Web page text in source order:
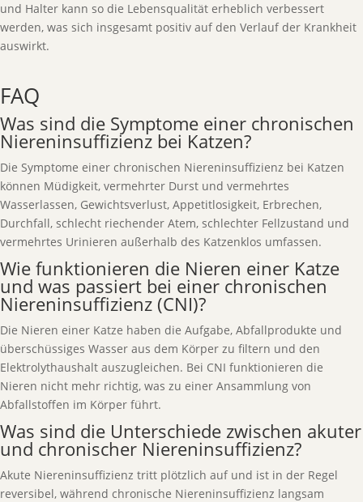
und Halter kann so die Lebensqualität erheblich verbessert
werden, was sich insgesamt positiv auf den Verlauf der Krankheit
auswirkt.
FAQ
Was sind die Symptome einer chronischen
Niereninsuffizienz bei Katzen?
Die Symptome einer chronischen Niereninsuffizienz bei Katzen
können Müdigkeit, vermehrter Durst und vermehrtes
Wasserlassen, Gewichtsverlust, Appetitlosigkeit, Erbrechen,
Durchfall, schlecht riechender Atem, schlechter Fellzustand und
vermehrtes Urinieren außerhalb des Katzenklos umfassen.
Wie funktionieren die Nieren einer Katze
und was passiert bei einer chronischen
Niereninsuffizienz (CNI)?
Die Nieren einer Katze haben die Aufgabe, Abfallprodukte und
überschüssiges Wasser aus dem Körper zu filtern und den
Elektrolythaushalt auszugleichen. Bei CNI funktionieren die
Nieren nicht mehr richtig, was zu einer Ansammlung von
Abfallstoffen im Körper führt.
Was sind die Unterschiede zwischen akuter
und chronischer Niereninsuffizienz?
Akute Niereninsuffizienz tritt plötzlich auf und ist in der Regel
reversibel, während chronische Niereninsuffizienz langsam